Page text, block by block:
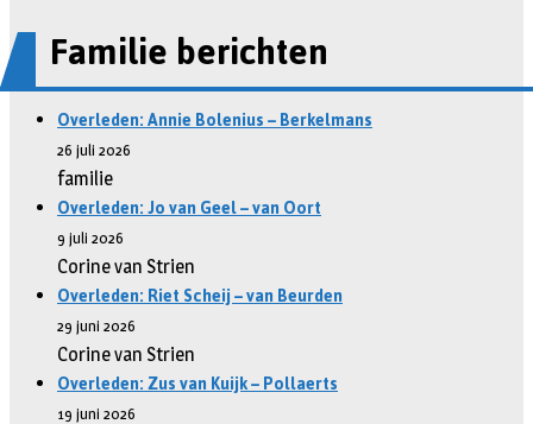
Familie berichten
Overleden: Annie Bolenius – Berkelmans
26 juli 2026
familie
Overleden: Jo van Geel – van Oort
9 juli 2026
Corine van Strien
Overleden: Riet Scheij – van Beurden
29 juni 2026
Corine van Strien
Overleden: Zus van Kuijk – Pollaerts
19 juni 2026